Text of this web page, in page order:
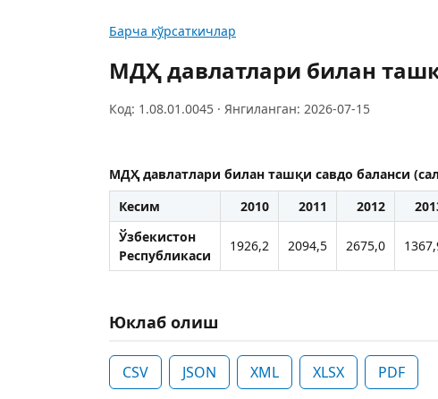
Барча кўрсаткичлар
МДҲ давлатлари билан
Код: 1.08.01.0045 · Янгиланган: 2026-07-15
МДҲ давлатлари билан ташқи савдо баланси
Кесим
2010 2011 2012
Ўзбекистон
Республикаси
1926,2 2094,5 2675,0
Юклаб олиш
CSV JSON XML XLSX PDF